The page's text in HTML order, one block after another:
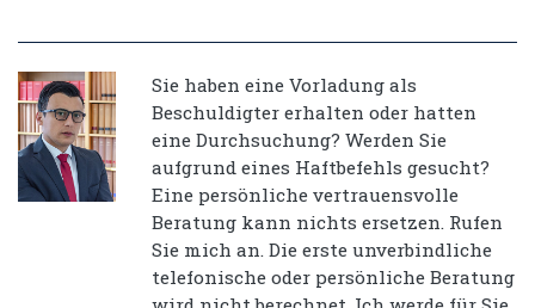
Sie haben eine Vorladung als
Beschuldigter erhalten oder hatten
eine Durchsuchung? Werden Sie
aufgrund eines Haftbefehls gesucht?
Eine persönliche vertrauensvolle
Beratung kann nichts ersetzen. Rufen
Sie mich an. Die erste unverbindliche
telefonische oder persönliche Beratung